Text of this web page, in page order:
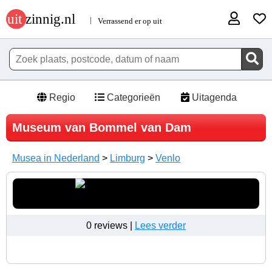
Regio Categorieën Uitagenda
Museum van Bommel van Dam
Musea in Nederland > Limburg > Venlo
0 reviews | Lees verder